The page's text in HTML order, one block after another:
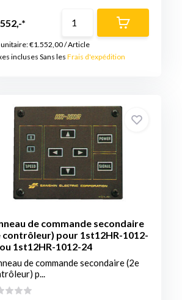
*
unitaire:€1.552,00/Article
incluses Sans lesFrais d'expédition
de commande secondaire
contrôleur) pour 1st12HR-1012-
1st12HR-1012-24
de commande secondaire (2e
p...